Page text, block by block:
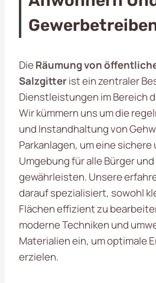
DieRäumung von
Salzgitterist ein zentraler
Dienstleistungen im Bereich
Wir kümmern uns um die
und Instandhaltung von
Parkanlagen, um eine
Umgebung für alle Bürger
gewährleisten. Unsere
darauf spezialisiert, sowohl
Flächen effizient zu
moderne Techniken und
Materialien ein, um optimale
erzielen.